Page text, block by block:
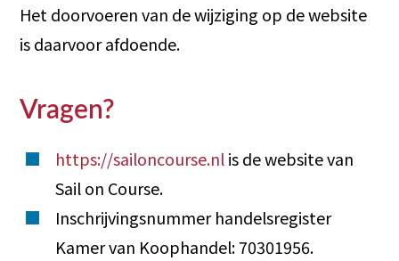
Het doorvoeren van de wijziging op de website
is daarvoor afdoende.
Vragen?
https://sailoncourse.nlis de website van
Sail on Course.
Inschrijvingsnummer handelsregister
Kamer van Koophandel: 70301956.